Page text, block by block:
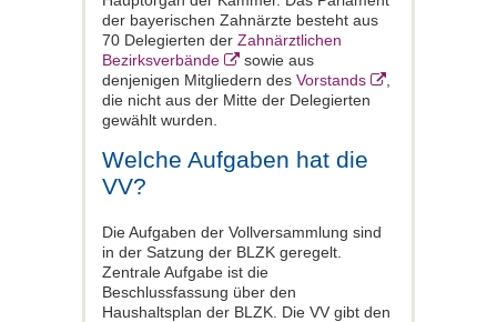
der bayerischen Zahnärzte besteht aus
70 Delegierten der Zahnärztlichen
Bezirksverbände
sowie aus
denjenigen Mitgliedern des Vorstands
die nicht aus der Mitte der Delegierten
gewählt wurden.
Welche Aufgaben hat die
VV?
Die Aufgaben der Vollversammlung sind
in der Satzung der BLZK geregelt.
Zentrale Aufgabe ist die
Beschlussfassung über den
Haushaltsplan der BLZK. Die VV gibt den